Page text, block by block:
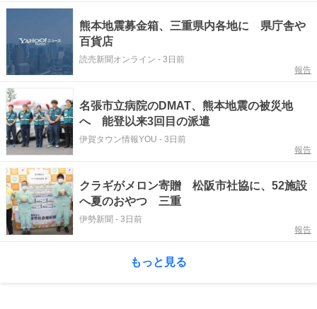
熊本地震募金箱、三重県内各地に 県庁舎や
百貨店
読売新聞オンライン - 3日前
報告
名張市立病院のDMAT、熊本地震の被災地
へ 能登以来3回目の派遣
伊賀タウン情報YOU - 3日前
報告
クラギがメロン寄贈 松阪市社協に、52施設
へ夏のおやつ 三重
伊勢新聞 - 3日前
報告
もっと見る